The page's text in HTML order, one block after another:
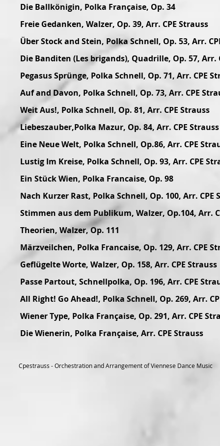
Die Ballkönigin, Polka Française, Op. 34
Freie Gedanken, Walzer, Op. 39, Arr. CPE Strauss
Über Stock and Stein, Polka Schnell, Op. 53, Arr.
Die Banditen (Les brigands), Quadrille, Op. 57, Arr.
Pegasus Sprünge, Polka Schnell, Op. 71, Arr. CPE
Auf and Davon, Polka Schnell, Op. 73, Arr. CPE
Weit Aus!, Polka Schnell, Op. 81, Arr. CPE Strauss
Liebeszauber,Polka Mazur, Op. 84, Arr. CPE Strauss
Eine Neue Welt, Polka Schnell, Op.86, Arr. CPE
Lustig Im Kreise, Polka Schnell, Op. 93, Arr. CPE
Ein Stück Wien, Polka Francaise, Op. 98
Nach Kurzer Rast, Polka Schnell, Op. 100, Arr. CPE
Stimmen aus dem Publikum, Walzer, Op.104, Arr.
Theorien, Walzer, Op. 111
Märzveilchen, Polka Francaise, Op. 129, Arr. CPE
Geflügelte Worte, Walzer, Op. 158, Arr. CPE Strauss
Passe Partout, Schnellpolka, Op. 196, Arr. CPE
All Right! Go Ahead!, Polka Schnell, Op. 269, Arr.
Wiener Type, Polka Française, Op. 291, Arr. CPE
Die Wienerin, Polka Française, Arr. CPE Strauss
Cpestrauss - Orchestration and Arrangement of Viennese Dance Music